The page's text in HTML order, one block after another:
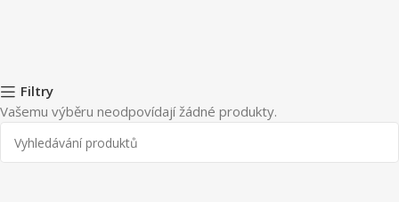
Filtry
Vašemu výběru neodpovídají žádné produkty.